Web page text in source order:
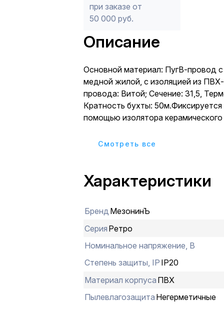
при заказе от
50 000 руб.
Описание
Основной материал: ПугВ-провод
медной жилой, с изоляцией из
провода: Витой; Сечение: 31,5, Термостойкость: Да;
Кратность бухты:
помощью изолятора
Cмотреть все
Характеристики
Бренд МезонинЪ
Серия Ретро
Номинальное напряжение, В
Степень защиты, IP IP20
Материал корпуса ПВХ
Пылевлагозащита Негерметичные